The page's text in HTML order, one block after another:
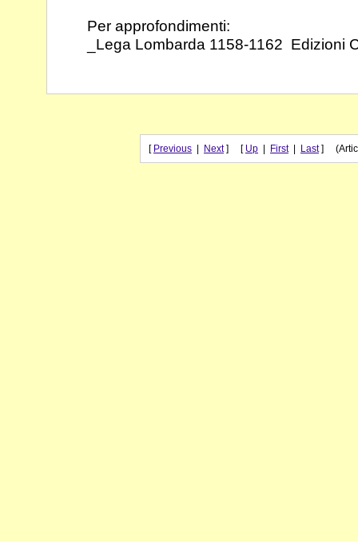
Per approfondimenti:
_Lega Lombarda 1158-1162 Edizioni
[ Previous Next] [ Up First| Last]